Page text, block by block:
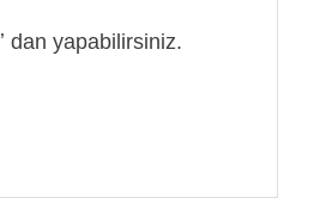
ʼ dan yapabilirsiniz.